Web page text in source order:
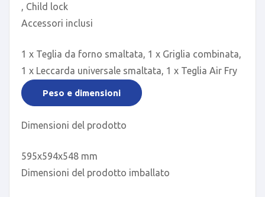
, Child lock
Accessori inclusi
1 x Teglia da forno smaltata, 1 x Griglia combinata,
1 x Leccarda universale smaltata, 1 x Teglia Air Fry
Peso e dimensioni
Dimensioni del prodotto
595x594x548 mm
Dimensioni del prodotto imballato